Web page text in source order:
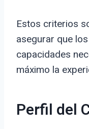
Estos criterios
asegurar que
capacidades
máximo la
Perfil del